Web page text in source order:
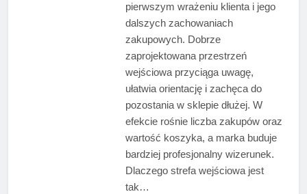
pierwszym wrażeniu klienta i jego
dalszych zachowaniach
zakupowych. Dobrze
zaprojektowana przestrzeń
wejściowa przyciąga uwagę,
ułatwia orientację i zachęca do
pozostania w sklepie dłużej. W
efekcie rośnie liczba zakupów oraz
wartość koszyka, a marka buduje
bardziej profesjonalny wizerunek.
Dlaczego strefa wejściowa jest
tak…